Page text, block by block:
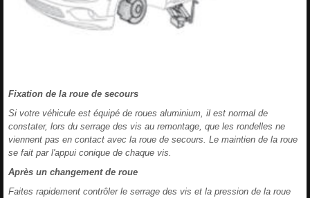
Fixation de la roue de secours
Si votre véhicule est équipé de roues aluminium, il est normal de
constater, lors du serrage des vis au remontage, que les rondelles ne
viennent pas en contact avec la roue de secours. Le maintien de la roue
se fait par l'appui conique de chaque vis.
Après un changement de roue
Faites rapidement contrôler le serrage des vis et la pression de la roue